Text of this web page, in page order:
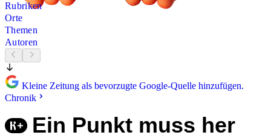
Rubriken
Orte
Themen
Autoren
Kleine Zeitung als bevorzugte Google-Quelle hinzufügen.
Chronik
Ein Punkt muss her